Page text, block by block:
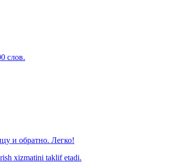
слов.
и обратно. Легко!
xizmatini taklif etadi.